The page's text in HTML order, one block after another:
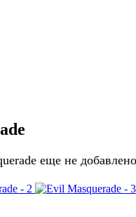
еще не добавлено